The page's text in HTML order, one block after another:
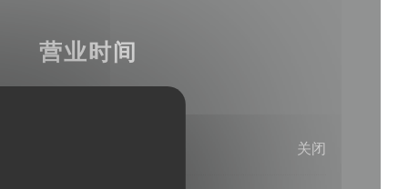
营业时间
关闭